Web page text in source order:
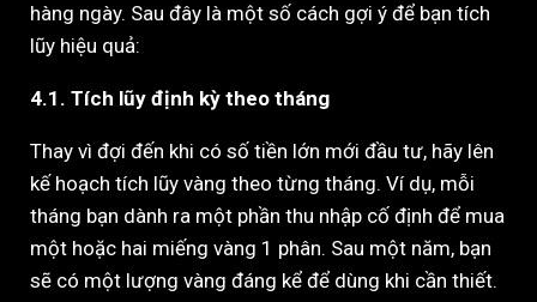
hàng ngày. Sau đây là một số cách gợi ý để bạn tích
lũy hiệu quả:
4.1. Tích lũy định kỳ theo tháng
Thay vì đợi đến khi có số tiền lớn mới đầu tư, hãy lên
kế hoạch tích lũy vàng theo từng tháng. Ví dụ, mỗi
tháng bạn dành ra một phần thu nhập cố định để mua
một hoặc hai miếng vàng 1 phân. Sau một năm, bạn
sẽ có một lượng vàng đáng kể để dùng khi cần thiết.